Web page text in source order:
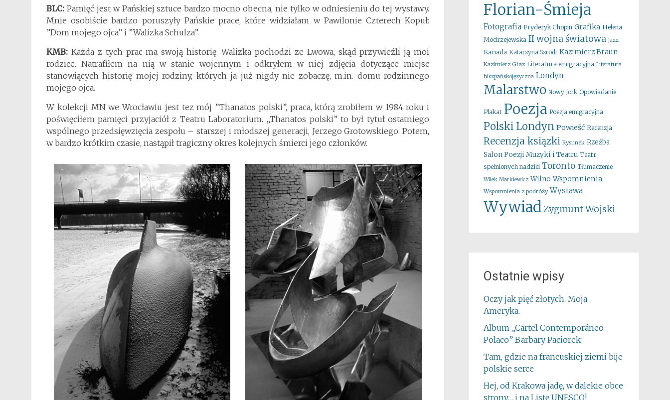
BLC: Pamięć jest w Pańskiej sztuce bardzo mocno obecna, nie tylko w odniesieniu do tej wystawy.
Mnie osobiście bardzo poruszyły Pańskie prace, które widziałam w Pawilonie Czterech Kopuł:
”Dom mojego ojca” i ”Walizka Schulza”.
KMB: Każda z tych prac ma swoją historię. Walizka pochodzi ze Lwowa, skąd przywieźli ją moi
rodzice. Natrafiłem na nią w stanie wojennym i odkryłem w niej zdjęcia dotyczące miejsc
stanowiących historię mojej rodziny, których ja już nigdy nie zobaczę, m.in. domu rodzinnego
mojego ojca.
W kolekcji MN we Wrocławiu jest tez mój ”Thanatos polski”, praca, którą zrobiłem w 1984 roku i
poświęciłem pamięci przyjaciół z Teatru Laboratorium. „Thanatos polski” to był tytuł ostatniego
wspólnego przedsięwzięcia zespołu – starszej i młodszej generacji, Jerzego Grotowskiego. Potem,
w bardzo krótkim czasie, nastąpił tragiczny okres kolejnych śmierci jego członków.
Florian-Śmieja
Fotografia Fryderyk Chopin Grafika Helena
Modrzejewska II wojna światowa Jazz
Kanada Katarzyna Szrodt Kazimierz Braun
Kazimierz Głaz Literatura emigracyjna Literatura
hiszpańskojęzyczna Londyn
Malarstwo Nowy Jork Opowiadanie
Plakat Poezja Poezja emigracyjna
Polski Londyn Powieść Recenzja
Recenzja ksiązki Rysunek Rzeźba
Salon Poezji Muzyki i Teatru Teatr
spełnionych nadziei Toronto Tłumaczenie
Wilek Markiewicz Wilno Wspomnienia
Wspomnienia z podróży Wystawa
WywiadZygmunt Wojski
Ostatnie wpisy
Oczy jak pięć złotych. Moja
Ameryka.
Album „Cartel Contemporáneo
Polaco” Barbary Paciorek
Tam, gdzie na francuskiej ziemi bije
polskie serce
Hej, od Krakowa jadę, w dalekie obce
strony… i na Listę UNESCO!